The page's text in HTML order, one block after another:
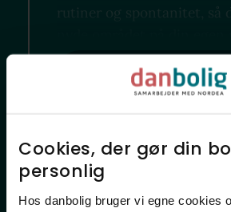
Cookies, der gør din
personlig​
Hos danbolig bruger vi egne cookies
rutiner og spontanitet, så
Hvad er vigtigt i dit
nabolag?
Hvor finder jeg?
Lokale favoritsteder